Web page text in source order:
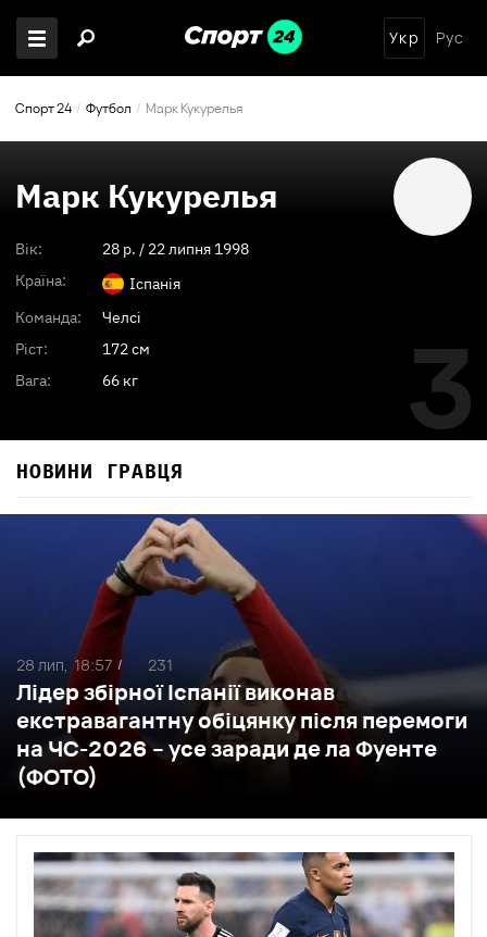
Укр Рус
Спорт 24 Футбол Марк Кукурелья
Марк Кукурелья
Вік: 28 p. / 22 липня 1998
Країна:
Іспанія
Команда:
Челсі
Ріст:
172 см
Вага:
66 кг 3
НОВИНИ ГРАВЦЯ
Лідер збірної Іспанії виконав
екстравагантну обіцянку після перемоги
на ЧС-2026 – усе заради де ла Фуенте
(ФОТО)
28 лип, 18:57 / 231